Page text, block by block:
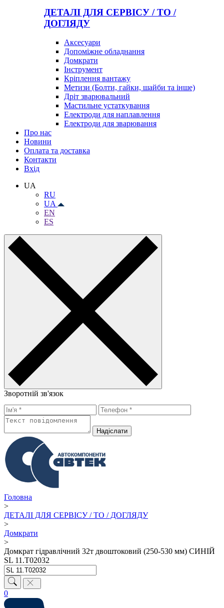
ДЕТАЛІ ДЛЯ СЕРВІСУ / ТО /
ДОГЛЯДУ
Аксесуари
Допоміжне обладнання
Домкрати
Інструмент
Кріплення вантажу
Метизи (Болти, гайки, шайби та інше)
Дріт зварювальний
Мастильне устаткування
Електроди для наплавлення
Електроди для зварювання
Про нас
Новини
Оплата та доставка
Контакти
Вхiд
UA
RU
UA
EN
ES
Зворотній зв'язок
Надiслати
Головна
>
ДЕТАЛІ ДЛЯ СЕРВІСУ / ТО / ДОГЛЯДУ
>
Домкрати
>
Домкрат гідравлічний 32т двоштоковий (250-530 мм) СИНІЙ
SL 11.T02032
0